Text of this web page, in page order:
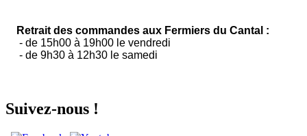
Retrait des commandes aux Fermiers du Cantal :
- de 15h00 à 19h00 le vendredi
- de 9h30 à 12h30 le samedi
Suivez-nous !